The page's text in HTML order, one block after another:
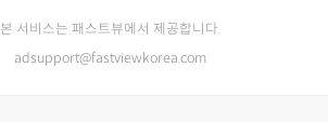
본 서비스는 패스트뷰에서 제공합니다.
adsupport@fastviewkorea.com